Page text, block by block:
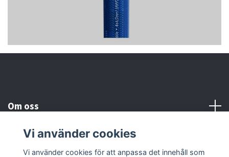
Om oss
Kundtjänst
Vi använder cookies
Vi använder cookies för att anpassa det innehåll som